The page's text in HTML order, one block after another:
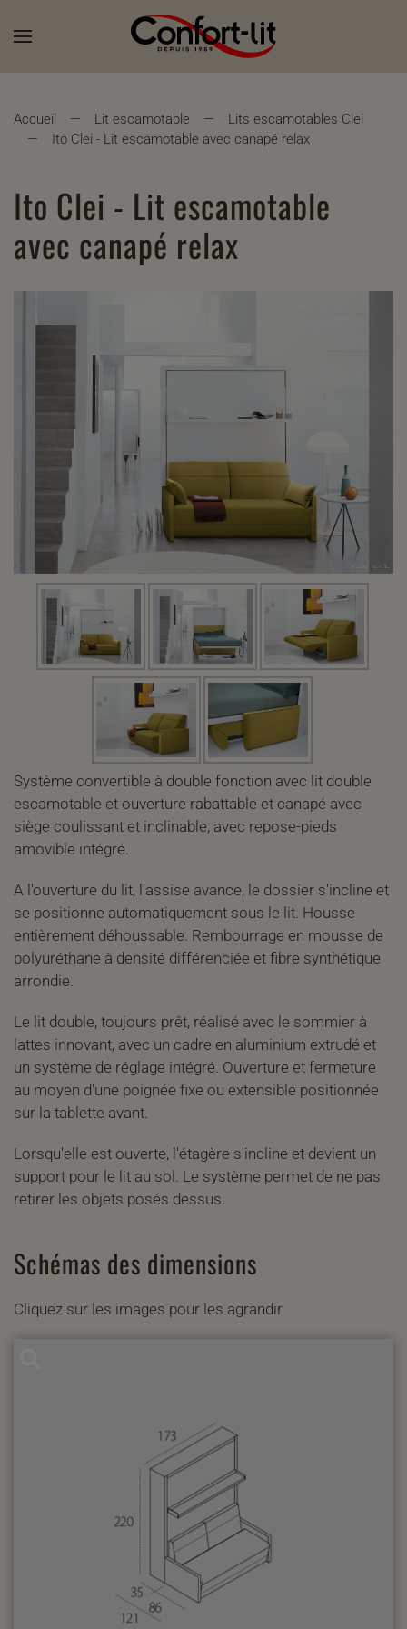
Accueil Lit escamotable
Lits escamotables Clei
Ito Clei - Lit escamotable avec canapé relax
Ito Clei - Lit escamotable
avec canapé relax
Système convertible à double fonction avec lit double
escamotable et ouverture rabattable et canapé avec
siège coulissant et inclinable, avec repose-pieds
amovible intégré.
A l'ouverture du lit, l'assise avance, le dossier s'incline et
se positionne automatiquement sous le lit. Housse
entièrement déhoussable. Rembourrage en mousse de
polyuréthane à densité différenciée et fibre synthétique
arrondie.
Le lit double, toujours prêt, réalisé avec le sommier à
lattes innovant, avec un cadre en aluminium extrudé et
un système de réglage intégré. Ouverture et fermeture
au moyen d'une poignée fixe ou extensible positionnée
sur la tablette avant.
Lorsqu'elle est ouverte, l'étagère s'incline et devient un
support pour le lit au sol. Le système permet de ne pas
retirer les objets posés dessus.
Schémas des dimensions
Cliquez sur les images pour les agrandir